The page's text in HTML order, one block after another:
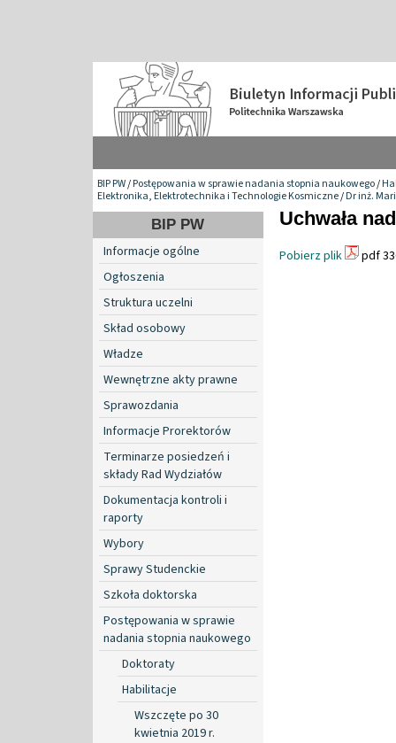
BIP PW/Postępowania w sprawie nadania stopnia naukowego/
Elektronika, Elektrotechnika i Technologie Kosmiczne/Dr inż.
BIP PW
Informacje ogólne
Ogłoszenia
Struktura uczelni
Skład osobowy
Władze
Wewnętrzne akty prawne
Sprawozdania
Informacje Prorektorów
Terminarze posiedzeń i
składy Rad Wydziałów
Dokumentacja kontroli i
raporty
Wybory
Sprawy Studenckie
Szkoła doktorska
Postępowania w sprawie
nadania stopnia naukowego
Doktoraty
Habilitacje
Wszczęte po 30
kwietnia 2019 r.
Uchwała
Pobierz plik pdf